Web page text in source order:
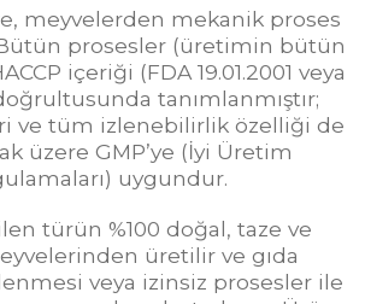
meyvelerden mekanik proses
prosesler (üretimin bütün
içeriği (FDA 19.01.2001 veya
tanımlanmıştır;
ve tüm izlenebilirlik özelliği de
üzere GMP’ye (İyi Üretim
uygundur.
türün %100 doğal, taze ve
üretilir ve gıda
veya izinsiz prosesler ile